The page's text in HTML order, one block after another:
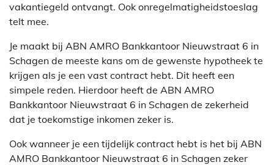
vakantiegeld ontvangt. Ook onregelmatigheidstoeslag
telt mee.
Je maakt bij ABN AMRO Bankkantoor Nieuwstraat 6 in
Schagen de meeste kans om de gewenste hypotheek te
krijgen als je een vast contract hebt. Dit heeft een
simpele reden. Hierdoor heeft de ABN AMRO
Bankkantoor Nieuwstraat 6 in Schagen de zekerheid
dat je toekomstige inkomen zeker is.
Ook wanneer je een tijdelijk contract hebt is het bij ABN
AMRO Bankkantoor Nieuwstraat 6 in Schagen zeker